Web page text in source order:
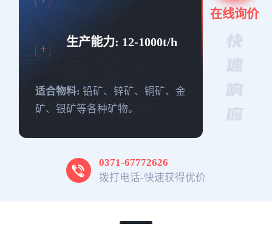
生产能力: 12-1000t/h
适合物料: 铅矿、锌矿、铜矿、金
矿、银矿等各种矿物。
在线询价
0371-67772626
拨打电话-快速获得优价